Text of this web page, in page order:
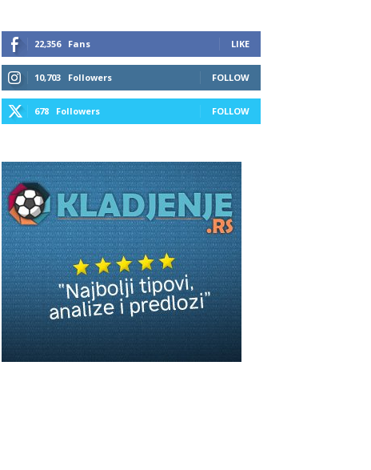
22,356 Fans LIKE
10,703 Followers FOLLOW
678 Followers FOLLOW